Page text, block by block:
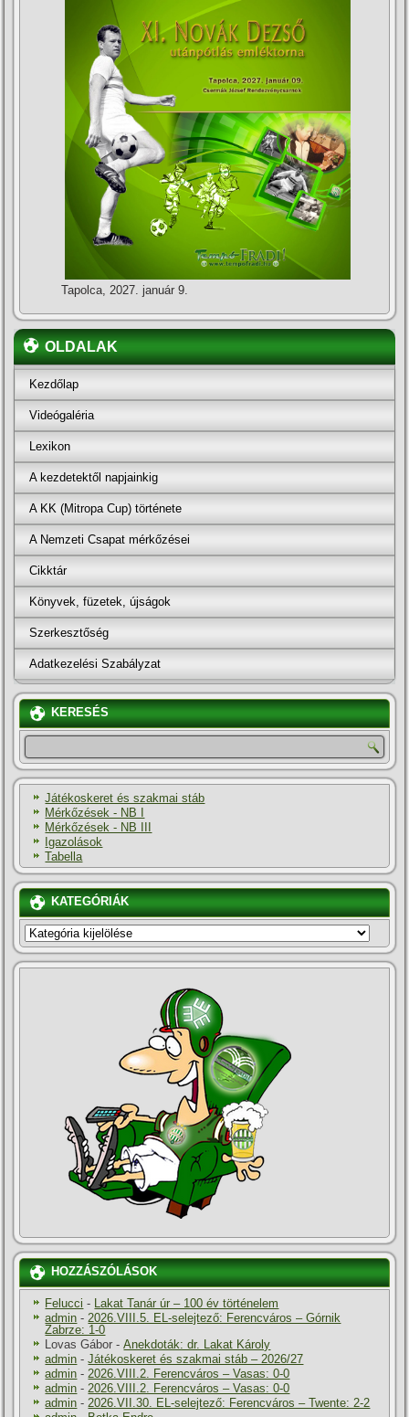
Tapolca, 2027. január 9.
OLDALAK
Kezdőlap
Videógaléria
Lexikon
A kezdetektől napjainkig
A KK (Mitropa Cup) története
A Nemzeti Csapat mérkőzései
Cikktár
Könyvek, füzetek, újságok
Szerkesztőség
Adatkezelési Szabályzat
KERESÉS
Játékoskeret és szakmai stáb
Mérkőzések - NB I
Mérkőzések - NB III
Igazolások
Tabella
KATEGÓRIÁK
KATEGÓRIÁK
HOZZÁSZÓLÁSOK
Felucci - Lakat Tanár úr – 100 év történelem
admin -2026.VIII.5. EL-selejtező: Ferencváros – Górnik
Zabrze: 1-0
Lovas Gábor -Anekdoták: dr. Lakat Károly
admin -Játékoskeret és szakmai stáb – 2026/27
admin -2026.VIII.2. Ferencváros – Vasas: 0-0
admin -2026.VIII.2. Ferencváros – Vasas: 0-0
admin -2026.VII.30. EL-selejtező: Ferencváros – Twente: 2-2